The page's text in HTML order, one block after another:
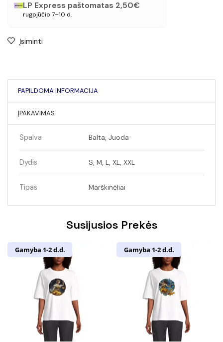
LP Express paštomatas 2,50€
rugpjūčio 7–10 d.
Įsiminti
PAPILDOMA INFORMACIJA
ĮPAKAVIMAS
Spalva Balta, Juoda
Dydis S, M, L, XL, XXL
Tipas Marškinėliai
Susijusios Prekės
Gamyba 1-2 d.d. Gamyba 1-2 d.d.